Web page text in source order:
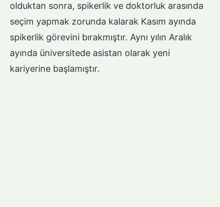
olduktan sonra, spikerlik ve doktorluk arasında
seçim yapmak zorunda kalarak Kasım ayında
spikerlik görevini bırakmıştır. Aynı yılın Aralık
ayında üniversitede asistan olarak yeni
kariyerine başlamıştır.